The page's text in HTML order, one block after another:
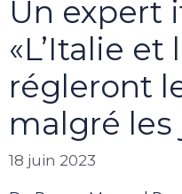
Un expert
«L’Italie et
régleront
malgré les
18 juin 2023